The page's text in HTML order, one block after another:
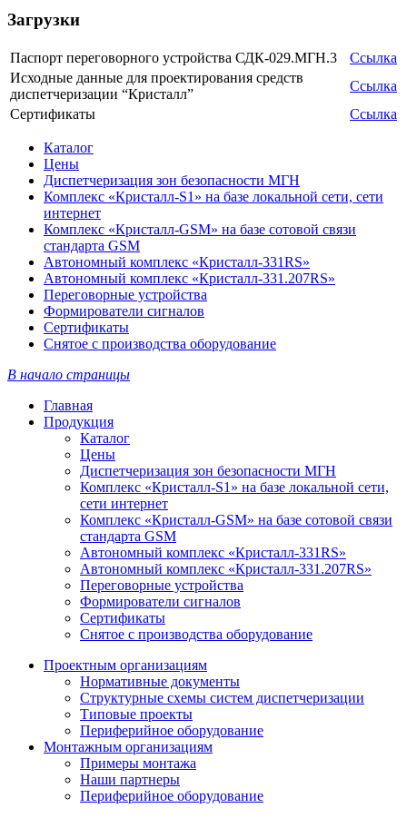
Загрузки
Паспорт переговорного устройства СДК-029.МГН.3
Ссылка
Исходные данные для проектирования средств
диспетчеризации “Кристалл”
Ссылка
Сертификаты
Ссылка
Каталог
Цены
Диспетчеризация зон безопасности МГН
Комплекс «Кристалл-S1» на базе локальной сети, сети
интернет
Комплекс «Кристалл-GSM» на базе сотовой связи
стандарта GSM
Автономный комплекс «Кристалл-331RS»
Автономный комплекс «Кристалл-331.207RS»
Переговорные устройства
Формирователи сигналов
Сертификаты
Снятое с производства оборудование
В начало страницы
Главная
Продукция
Каталог
Цены
Диспетчеризация зон безопасности МГН
Комплекс «Кристалл-S1» на базе локальной сети,
сети интернет
Комплекс «Кристалл-GSM» на базе сотовой связи
стандарта GSM
Автономный комплекс «Кристалл-331RS»
Автономный комплекс «Кристалл-331.207RS»
Переговорные устройства
Формирователи сигналов
Сертификаты
Снятое с производства оборудование
Проектным организациям
Нормативные документы
Структурные схемы систем диспетчеризации
Типовые проекты
Периферийное оборудование
Монтажным организациям
Примеры монтажа
Наши партнеры
Периферийное оборудование